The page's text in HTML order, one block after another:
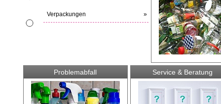
Verpackungen »
Problemabfall Service & Beratung